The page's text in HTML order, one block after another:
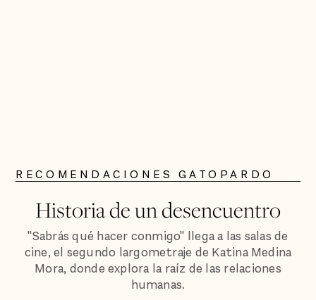
RECOMENDACIONES GATOPARDO
Historia de un desencuentro
"Sabrás qué hacer conmigo" llega a las salas de
cine, el segundo largometraje de Katina Medina
Mora, donde explora la raíz de las relaciones
humanas.